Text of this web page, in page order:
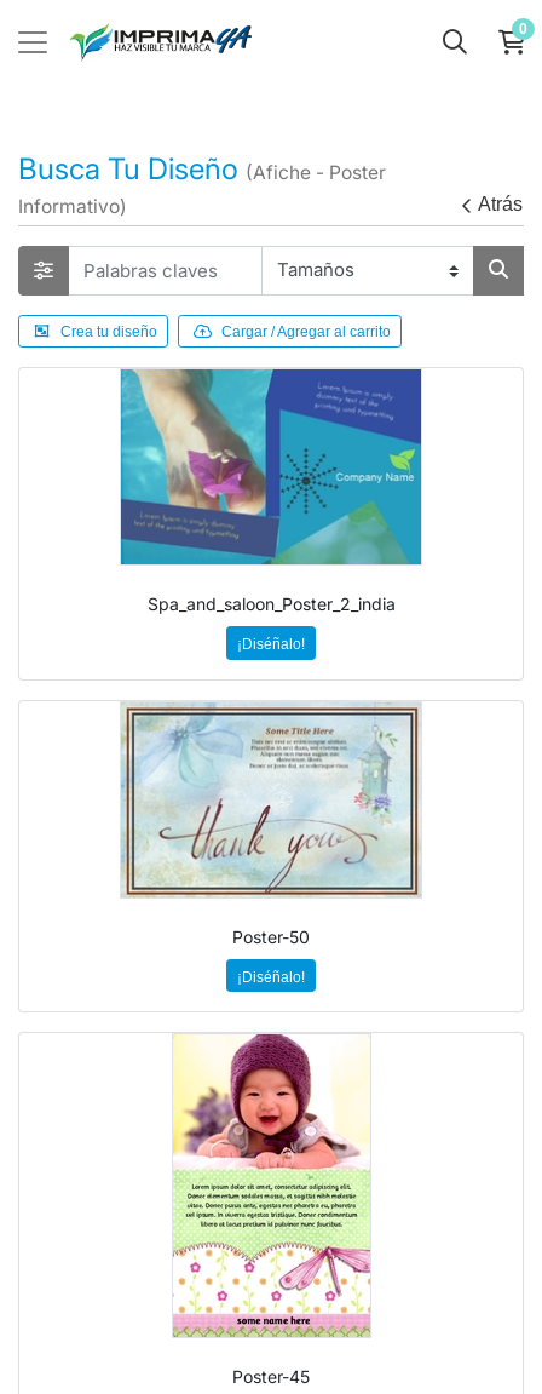
0
Busca Tu Diseño (Afiche - Poster
Informativo)
Atrás
Crea tu diseño Cargar / Agregar al carrito
Spa_and_saloon_Poster_2_india
¡Diséñalo!
Poster-50
¡Diséñalo!
Poster-45